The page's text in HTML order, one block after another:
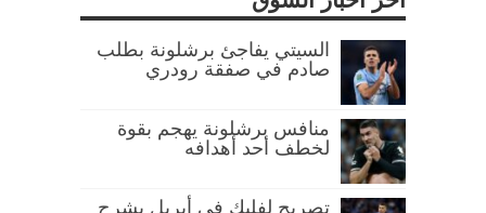
السيتي يفاجئ برشلونة بطلب
صادم في صفقة رودري
منافس برشلونة يهجم بقوة
لخطف أحد أهدافه
تصريح لفليك في أبريل يشرح